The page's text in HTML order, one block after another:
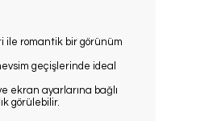
ile romantik bir görünüm
geçişlerinde ideal
ekran ayarlarına bağlı
görülebilir.